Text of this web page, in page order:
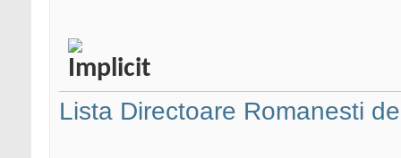
Lista Directoare Romanesti